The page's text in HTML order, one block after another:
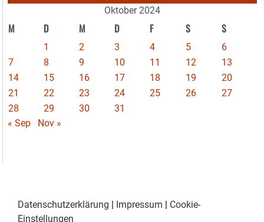
Oktober 2024
M D M D F S S
1 2 3 4 5
6
7
8 9 10 11 12
13
14
15 16 17 18 19
20
21
22 23 24 25 26
27
28
29 30
31
« Sep
Nov »
Datenschutzerklärung Impressum
Cookie-
Einstellungen